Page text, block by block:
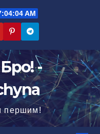
AM
-
першим!